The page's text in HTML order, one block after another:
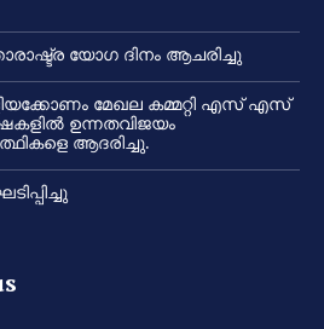
യോഗ ദിനം ആചരിച്ചു
മേഖല കമ്മറ്റി എസ് എസ്
ഉന്നതവിജയം
ആദരിച്ചു.